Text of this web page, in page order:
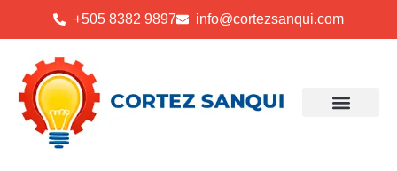
+505 8382 9897 info@cortezsanqui.com